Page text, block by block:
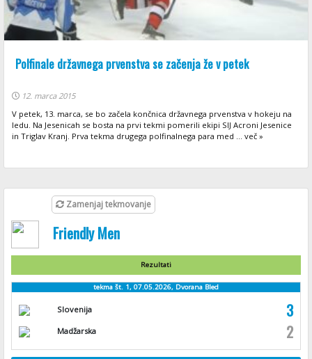
Polfinale državnega prvenstva se začenja že v petek
12. marca 2015
V petek, 13. marca, se bo začela končnica državnega prvenstva v hokeju na
ledu. Na Jesenicah se bosta na prvi tekmi pomerili ekipi SIJ Acroni Jesenice
in Triglav Kranj. Prva tekma drugega polfinalnega para med ... več »
Zamenjaj tekmovanje
Friendly Men
Rezultati
tekma št. 1, 07.05.2026, Dvorana Bled
Slovenija 3
Madžarska 2